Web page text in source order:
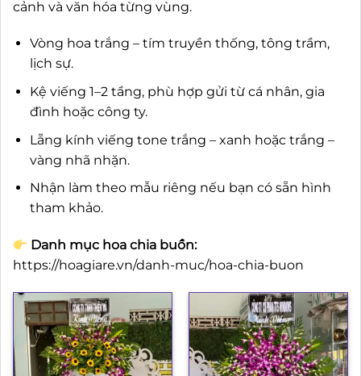
cảnh và văn hóa từng vùng.
Vòng hoa trắng – tím truyền thống, tông trầm,
lịch sự.
Kệ viếng 1–2 tầng, phù hợp gửi từ cá nhân, gia
đình hoặc công ty.
Lẵng kính viếng tone trắng – xanh hoặc trắng –
vàng nhã nhặn.
Nhận làm theo mẫu riêng nếu bạn có sẵn hình
tham khảo.
Danh mục hoa chia buồn:
https://hoagiare.vn/danh-muc/hoa-chia-buon